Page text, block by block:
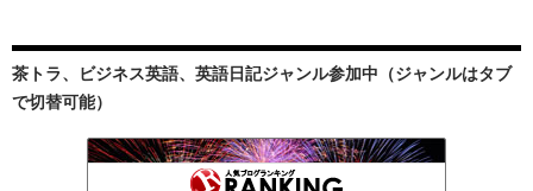
茶トラ、ビジネス英語、英語日記ジャンル参加中（ジャンルはタブ
で切替可能）